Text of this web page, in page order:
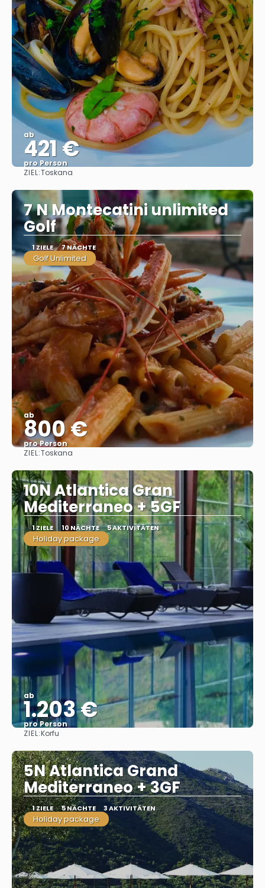
ab
421 €
pro Person
ZIEL:Toskana
7 N Montecatini unlimited
Golf
1 ZIELE 7 NÄCHTE
Golf Unlimited
ab
800 €
pro Person
ZIEL:Toskana
10N Atlantica Gran
Mediterraneo + 5GF
1 ZIELE 10 NÄCHTE 5 AKTIVITÄTEN
Holiday package
ab
1.203 €
pro Person
ZIEL:Korfu
5N Atlantica Grand
Mediterraneo + 3GF
1 ZIELE 5 NÄCHTE 3 AKTIVITÄTEN
Holiday package